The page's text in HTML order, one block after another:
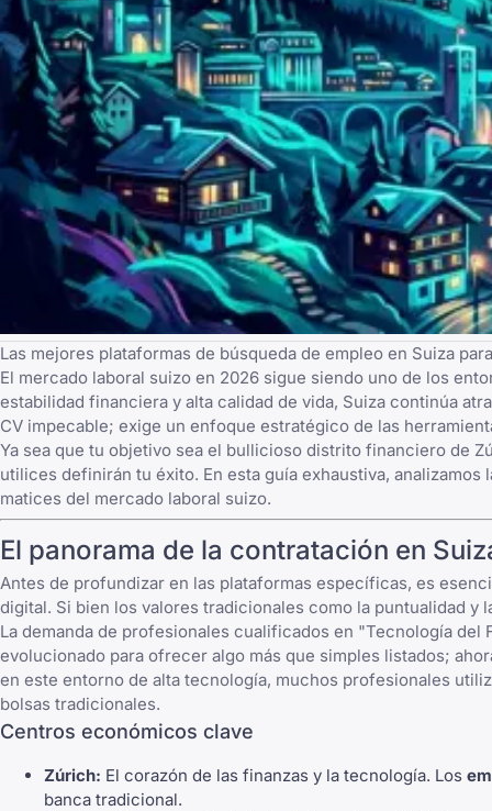
Las mejores plataformas de búsqueda de empleo en Suiza
El mercado laboral suizo en 2026 sigue siendo uno de los
estabilidad financiera y alta calidad de vida, Suiza continúa
CV impecable; exige un enfoque estratégico de las
Ya sea que tu objetivo sea el bullicioso distrito financiero de
utilices definirán tu éxito. En esta guía exhaustiva,
matices del mercado laboral suizo.
El panorama de la contratación en
Antes de profundizar en las plataformas específicas, es
digital. Si bien los valores tradicionales como la puntualidad
La demanda de profesionales cualificados en "Tecnología
evolucionado para ofrecer algo más que simples listados;
en este entorno de alta tecnología, muchos profesionales
bolsas tradicionales.
Centros económicos clave
Zúrich: El corazón de las finanzas y la tecnología. Los
banca tradicional.